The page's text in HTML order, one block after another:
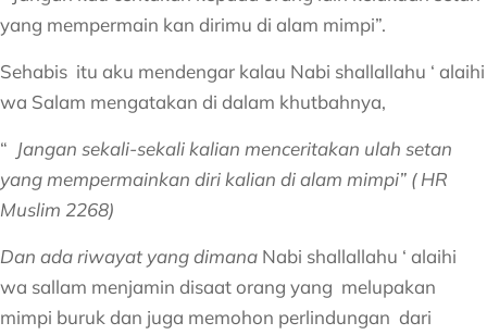
yang mempermain kan dirimu di alam mimpi”.
Sehabis itu aku mendengar kalau Nabi shallallahu ‘ alaihi
wa Salam mengatakan di dalam khutbahnya,
“ Jangan sekali-sekali kalian menceritakan ulah setan
yang mempermainkan diri kalian di alam mimpi” ( HR
Muslim 2268)
Dan ada riwayat yang dimana Nabi shallallahu ‘ alaihi
wa sallam menjamin disaat orang yang melupakan
mimpi buruk dan juga memohon perlindungan dari